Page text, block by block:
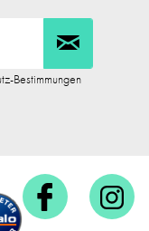
Bestimmungen